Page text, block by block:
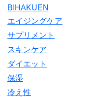
BIHAKUEN
エイジングケア
サプリメント
スキンケア
ダイエット
保湿
冷え性